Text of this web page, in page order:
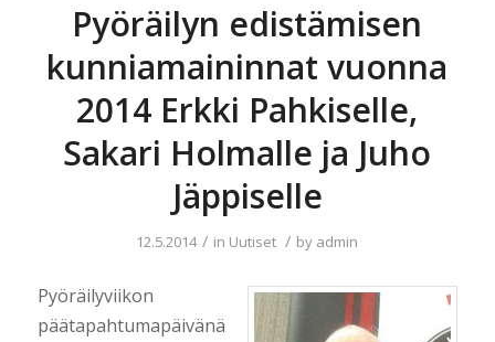
Pyöräilyn edistämisen
kunniamaininnat vuonna
2014 Erkki Pahkiselle,
Sakari Holmalle ja Juho
Jäppiselle
12.5.2014 / in Uutiset / by admin
Pyöräilyviikon
päätapahtumapäivänä